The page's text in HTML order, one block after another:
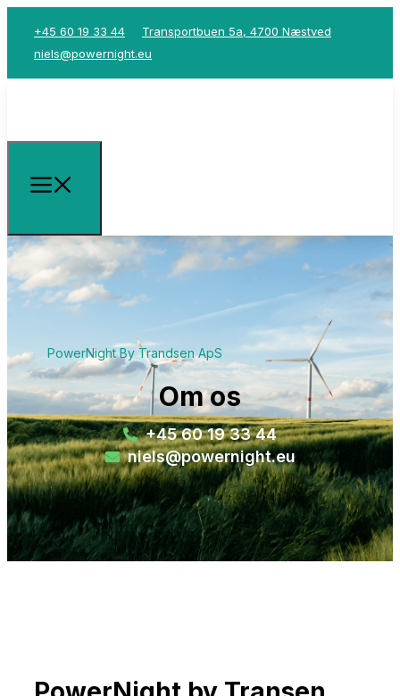
+45 60 19 33 44
Transportbuen 5a, 4700 Næstved
niels@powernight.eu
PowerNight By Trandsen ApS
Om os
+45 60 19 33 44
niels@powernight.eu